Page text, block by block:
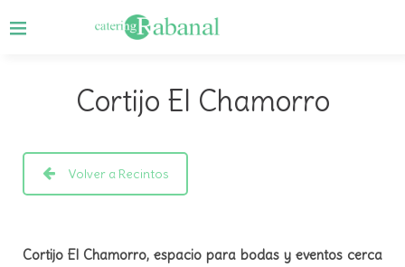
Cortijo El Chamorro
Volver a Recintos
Cortijo El Chamorro, espacio para bodas y eventos cerca